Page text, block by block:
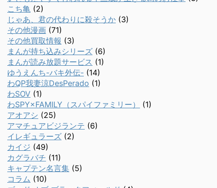
こち亀 (2)
じゃあ、君の代わりに殺そうか (3)
その他漫画 (71)
その他買取情報 (3)
まんが持ち込みシリーズ (6)
まんが読み放題サービス (1)
ゆうえんち-バキ外伝- (14)
わQP我妻涼DesPerado (1)
わSOV (1)
わSPY×FAMILY（スパイファミリー）
(1)
アオアシ (25)
アマチュアビジランテ (6)
イレギュラーズ (2)
カイジ (49)
カグラバチ (11)
キャプテン名言集 (5)
コラム (10)